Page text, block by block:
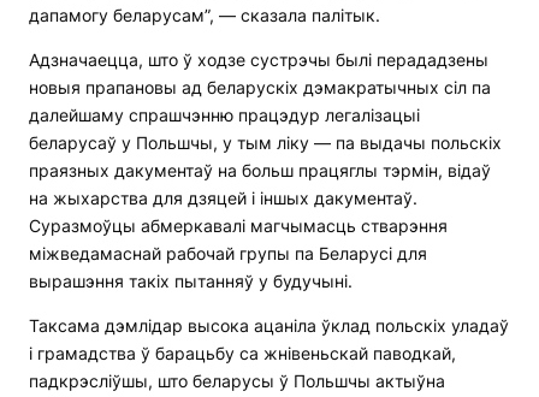
дапамогу беларусам”, — сказала палітык.
Адзначаецца, што ў ходзе сустрэчы былі перададзены
новыя прапановы ад беларускіх дэмакратычных сіл па
далейшаму спрашчэнню працэдур легалізацыі
беларусаў у Польшчы, у тым ліку — па выдачы польскіх
праязных дакументаў на больш працяглы тэрмін, відаў
на жыхарства для дзяцей і іншых дакументаў.
Суразмоўцы абмеркавалі магчымасць стварэння
міжведамаснай рабочай групы па Беларусі для
вырашэння такіх пытанняў у будучыні.
Таксама дэмлідар высока ацаніла ўклад польскіх уладаў
і грамадства ў барацьбу са жнівеньскай паводкай,
падкрэсліўшы, што беларусы ў Польшчы актыўна